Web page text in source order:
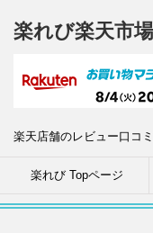
楽れび楽天市
楽天店舗のレビュー口コ
楽れび Topページ